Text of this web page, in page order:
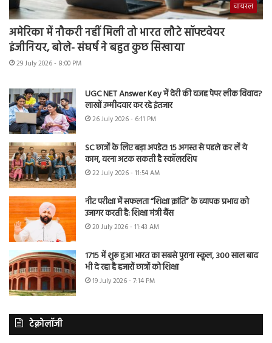
वायरल
अमेरिका में नौकरी नहीं मिली तो भारत लौटे सॉफ्टवेयर
इंजीनियर, बोले- संघर्ष ने बहुत कुछ सिखाया
29 July 2026 - 8:00 PM
UGC NET Answer Key में देरी की वजह पेपर लीक विवाद?
लाखों उम्मीदवार कर रहे इंतजार
26 July 2026 - 6:11 PM
SC छात्रों के लिए बड़ा अपडेट! 15 अगस्त से पहले कर लें ये
काम, वरना अटक सकती है स्कॉलरशिप
22 July 2026 - 11:54 AM
नीट परीक्षा में सफलता “शिक्षा क्रांति” के व्यापक प्रभाव को
उजागर करती है: शिक्षा मंत्री बैंस
20 July 2026 - 11:43 AM
1715 में शुरू हुआ भारत का सबसे पुराना स्कूल, 300 साल बाद
भी दे रहा है हजारों छात्रों को शिक्षा
19 July 2026 - 7:14 PM
टेक्नोलॉजी